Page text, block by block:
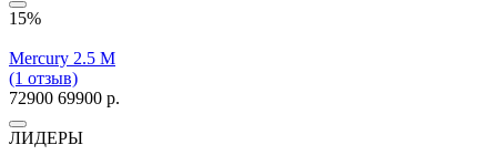
15%
Mercury 2.5 M
(1 отзыв)
72900 69900 р.
ЛИДЕРЫ